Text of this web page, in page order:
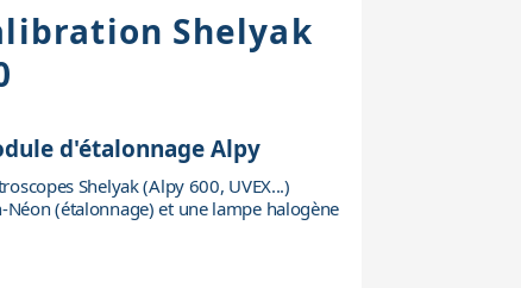
Shelyak
d'étalonnage Alpy
Shelyak (Alpy 600, UVEX...)
(étalonnage) et une lampe halogène